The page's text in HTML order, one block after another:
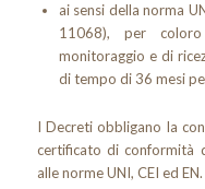
ai sensi della norma
11068), per
monitoraggio e di
di tempo di 36 mesi
I Decreti obbligano la
certificato di conformità
alle norme UNI, CEI ed EN.